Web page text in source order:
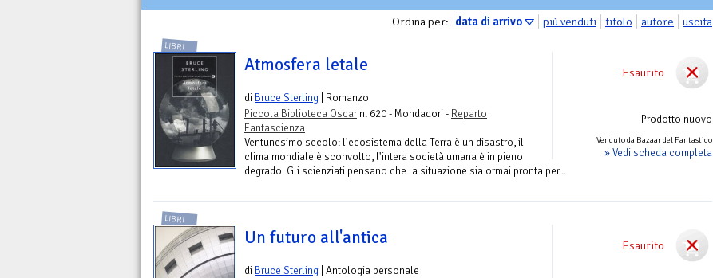
Ordina per: data di arrivo più venduti titolo autore uscita
Esaurito
Prodotto nuovo
Venduto da Bazaar del Fantastico
» Vedi scheda completa
LIBRI
Atmosfera letale
di Bruce Sterling | Romanzo
Piccola Biblioteca Oscarn. 620 - Mondadori - Reparto
Fantascienza
Ventunesimo secolo: l'ecosistema della Terra è un disastro, il
clima mondiale è sconvolto, l'intera società umana è in pieno
degrado. Gli scienziati pensano che la situazione sia ormai pronta per...
Esaurito
LIBRI
Un futuro all'antica
di Bruce Sterling | Antologia personale